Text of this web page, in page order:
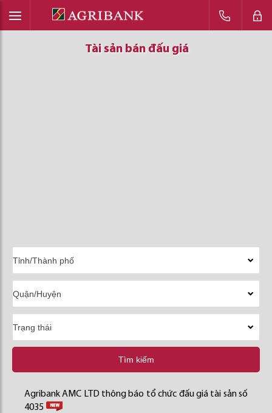
Tài sản bán đấu giá
Tài sản bán đấu giá
Tài sản bán đấu giá
Tìm kiếm
Agribank AMC LTD thông báo tổ chức đấu giá tài sản số
4035